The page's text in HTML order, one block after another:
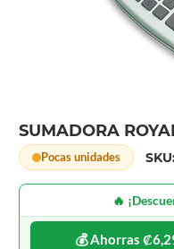
SUMADORA
Pocas unidades
🔥
💰 Ahorras